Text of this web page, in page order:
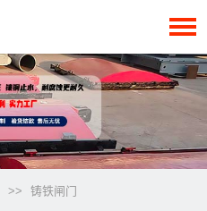
>> 铸铁闸门